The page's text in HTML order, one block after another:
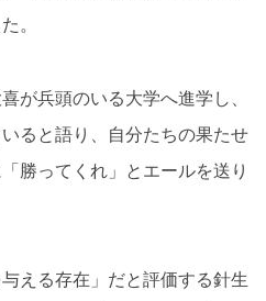
。
が兵頭のいる大学へ進学し、
ると語り、自分たちの果たせ
勝ってくれ」とエールを送り
える存在」だと評価する針生